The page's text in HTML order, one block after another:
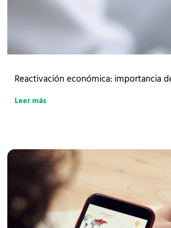
Reactivación económica: importancia
Leer más